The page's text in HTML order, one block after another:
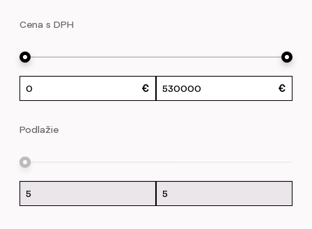
Cena s DPH
Podlažie